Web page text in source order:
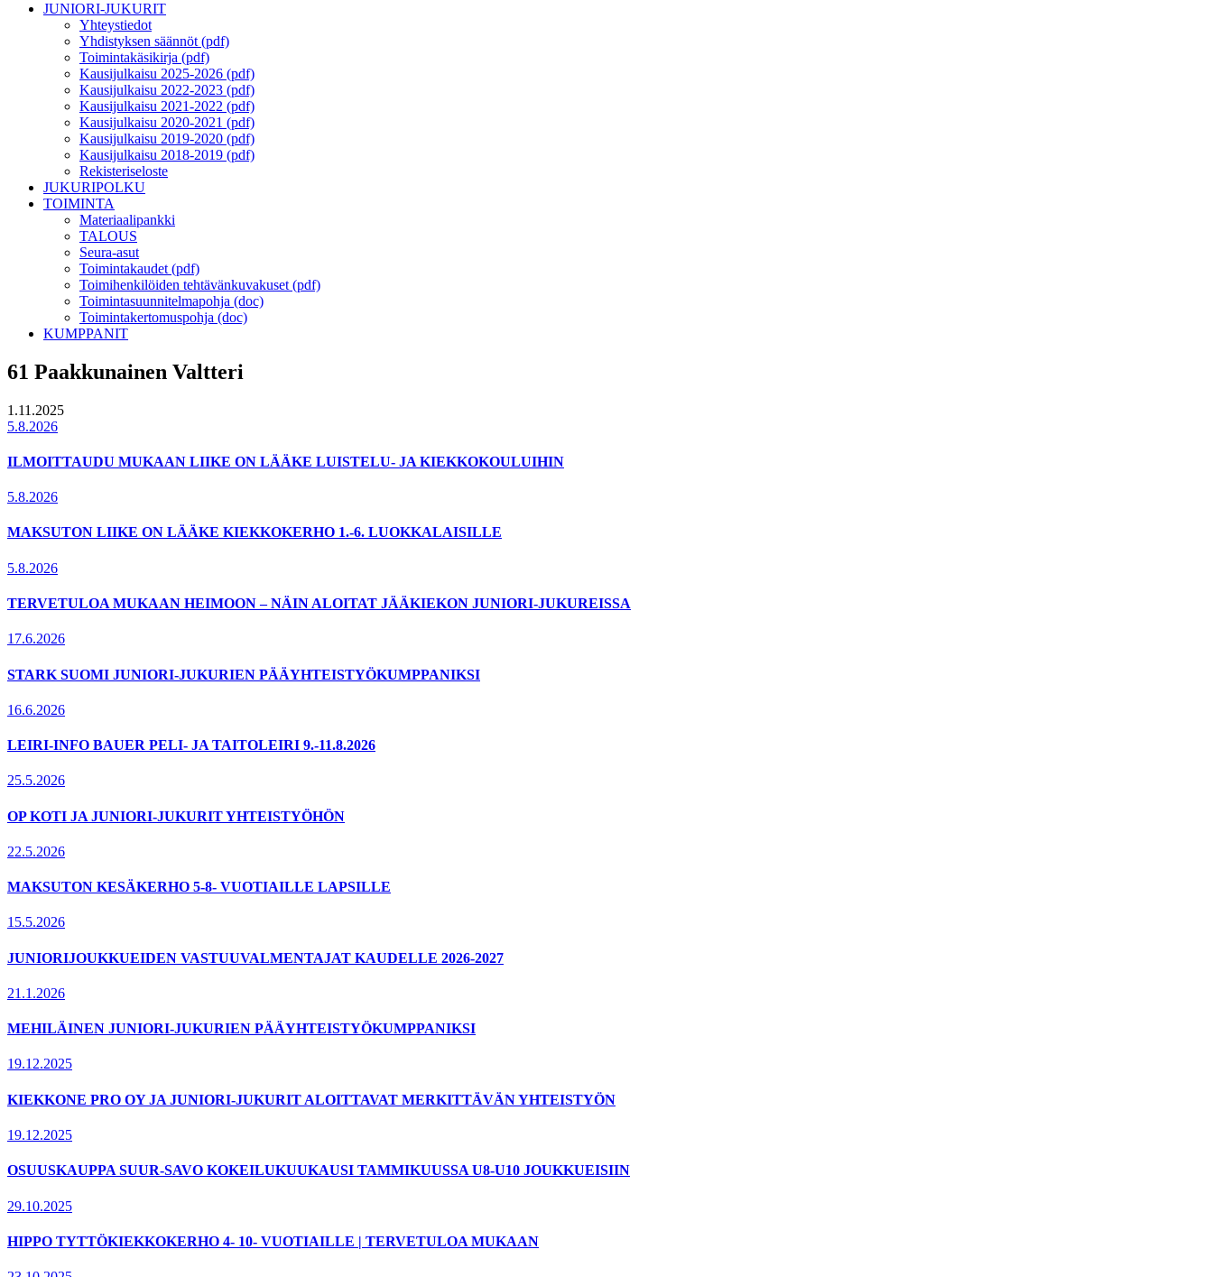
JUNIORI-JUKURIT
Yhteystiedot
Yhdistyksen säännöt (pdf)
Toimintakäsikirja (pdf)
Kausijulkaisu 2025-2026 (pdf)
Kausijulkaisu 2022-2023 (pdf)
Kausijulkaisu 2021-2022 (pdf)
Kausijulkaisu 2020-2021 (pdf)
Kausijulkaisu 2019-2020 (pdf)
Kausijulkaisu 2018-2019 (pdf)
Rekisteriseloste
JUKURIPOLKU
TOIMINTA
Materiaalipankki
TALOUS
Seura-asut
Toimintakaudet (pdf)
Toimihenkilöiden tehtävänkuvakuset (pdf)
Toimintasuunnitelmapohja (doc)
Toimintakertomuspohja (doc)
KUMPPANIT
61 Paakkunainen Valtteri
1.11.2025
5.8.2026
ILMOITTAUDU MUKAAN LIIKE ON LÄÄKE LUISTELU- JA KIEKKOKOULUIHIN
5.8.2026
MAKSUTON LIIKE ON LÄÄKE KIEKKOKERHO 1.-6. LUOKKALAISILLE
5.8.2026
TERVETULOA MUKAAN HEIMOON – NÄIN ALOITAT JÄÄKIEKON JUNIORI-JUKUREISSA
17.6.2026
STARK SUOMI JUNIORI-JUKURIEN PÄÄYHTEISTYÖKUMPPANIKSI
16.6.2026
LEIRI-INFO BAUER PELI- JA TAITOLEIRI 9.-11.8.2026
25.5.2026
OP KOTI JA JUNIORI-JUKURIT YHTEISTYÖHÖN
22.5.2026
MAKSUTON KESÄKERHO 5-8- VUOTIAILLE LAPSILLE
15.5.2026
JUNIORIJOUKKUEIDEN VASTUUVALMENTAJAT KAUDELLE 2026-2027
21.1.2026
MEHILÄINEN JUNIORI-JUKURIEN PÄÄYHTEISTYÖKUMPPANIKSI
19.12.2025
KIEKKONE PRO OY JA JUNIORI-JUKURIT ALOITTAVAT MERKITTÄVÄN YHTEISTYÖN
19.12.2025
OSUUSKAUPPA SUUR-SAVO KOKEILUKUUKAUSI TAMMIKUUSSA U8-U10 JOUKKUEISIIN
29.10.2025
HIPPO TYTTÖKIEKKOKERHO 4- 10- VUOTIAILLE | TERVETULOA MUKAAN